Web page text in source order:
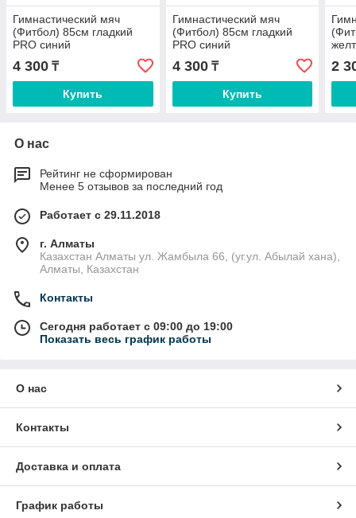
Гимнастический мяч
(Фитбол) 85см гладкий
PRO синий
4 300 ₸
Купить
Гимнастический мяч
(Фитбол) 85см гладкий
PRO синий
4 300₸
Купить
2
О нас
Рейтинг не сформирован
Менее 5 отзывов за последний год
Работает с 29.11.2018
г. Алматы
Казахстан Алматы ул. Жамбыла 66, (уг.ул. Абылай хана),
Алматы, Казахстан
Контакты
Сегодня работает с 09:00 до 19:00
Показать весь график работы
О нас
Контакты
Доставка и оплата
График работы